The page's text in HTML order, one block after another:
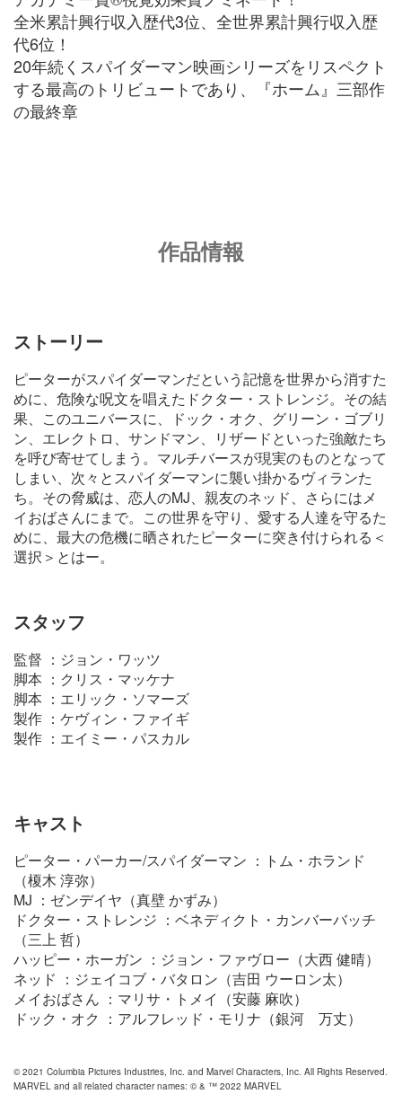
全米累計興行収入歴代3位、全世界累計興行収入歴
代6位！
20年続くスパイダーマン映画シリーズをリスペクト
する最高のトリビュートであり、『ホーム』三部作
の最終章
作品情報
ストーリー
ピーターがスパイダーマンだという記憶を世界から消すた
めに、危険な呪文を唱えたドクター・ストレンジ。その結
果、このユニバースに、ドック・オク、グリーン・ゴブリ
ン、エレクトロ、サンドマン、リザードといった強敵たち
を呼び寄せてしまう。マルチバースが現実のものとなって
しまい、次々とスパイダーマンに襲い掛かるヴィランた
ち。その脅威は、恋人のMJ、親友のネッド、さらにはメ
イおばさんにまで。この世界を守り、愛する人達を守るた
めに、最大の危機に晒されたピーターに突き付けられる＜
選択＞とはー。
スタッフ
監督 ：ジョン・ワッツ
脚本 ：クリス・マッケナ
脚本 ：エリック・ソマーズ
製作 ：ケヴィン・ファイギ
製作 ：エイミー・パスカル
キャスト
ピーター・パーカー/スパイダーマン ：トム・ホランド
（榎木 淳弥）
MJ ：ゼンデイヤ（真壁 かずみ）
ドクター・ストレンジ ：ベネディクト・カンバーバッチ
（三上 哲）
ハッピー・ホーガン ：ジョン・ファヴロー（大西 健晴）
ネッド ：ジェイコブ・バタロン（吉田 ウーロン太）
メイおばさん ：マリサ・トメイ（安藤 麻吹）
ドック・オク ：アルフレッド・モリナ（銀河 万丈）
© 2021 Columbia Pictures Industries, Inc. and Marvel Characters, Inc. All Rights Reserved.
MARVEL and all related character names: © & ™ 2022 MARVEL